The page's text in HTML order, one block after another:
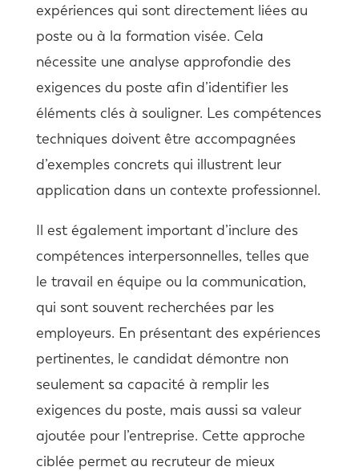
expériences qui sont directement liées au
poste ou à la formation visée. Cela
nécessite une analyse approfondie des
exigences du poste afin d’identifier les
éléments clés à souligner. Les compétences
techniques doivent être accompagnées
d’exemples concrets qui illustrent leur
application dans un contexte professionnel.
Il est également important d’inclure des
compétences interpersonnelles, telles que
le travail en équipe ou la communication,
qui sont souvent recherchées par les
employeurs. En présentant des expériences
pertinentes, le candidat démontre non
seulement sa capacité à remplir les
exigences du poste, mais aussi sa valeur
ajoutée pour l’entreprise. Cette approche
ciblée permet au recruteur de mieux